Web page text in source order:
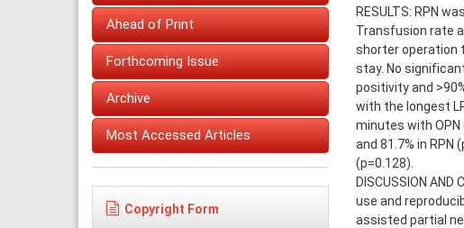
Ahead of Print
Forthcoming Issue
Archive
Most Accessed Articles
Copyright Form
RESULTS: RPN
Transfusion rate
shorter operation
stay. No
positivity and
with the longest
minutes with OPN
and 81.7% in RPN
(p=0.128).
DISCUSSION
use and
assisted partial